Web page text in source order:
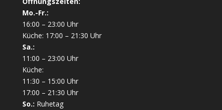
Mo.-Fr.:
16:00 – 23:00 Uhr
Küche: 17:00 – 21:30 Uhr
Sa.:
11:00 – 23:00 Uhr
Küche:
11:30 – 15:00 Uhr
17:00 – 21:30 Uhr
So.: Ruhetag